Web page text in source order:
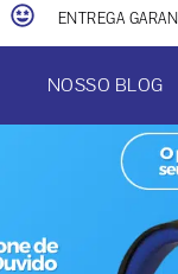
ENTREGA
NOSSO BLOG